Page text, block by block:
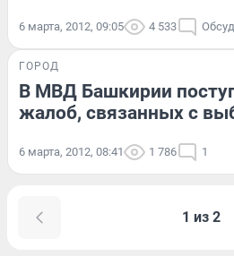
6 марта, 2012, 09:05 4 533
ГОРОД
В МВД Башкирии
жалоб, связанных с
6 марта, 2012, 08:41 1 786 1
1 из 2